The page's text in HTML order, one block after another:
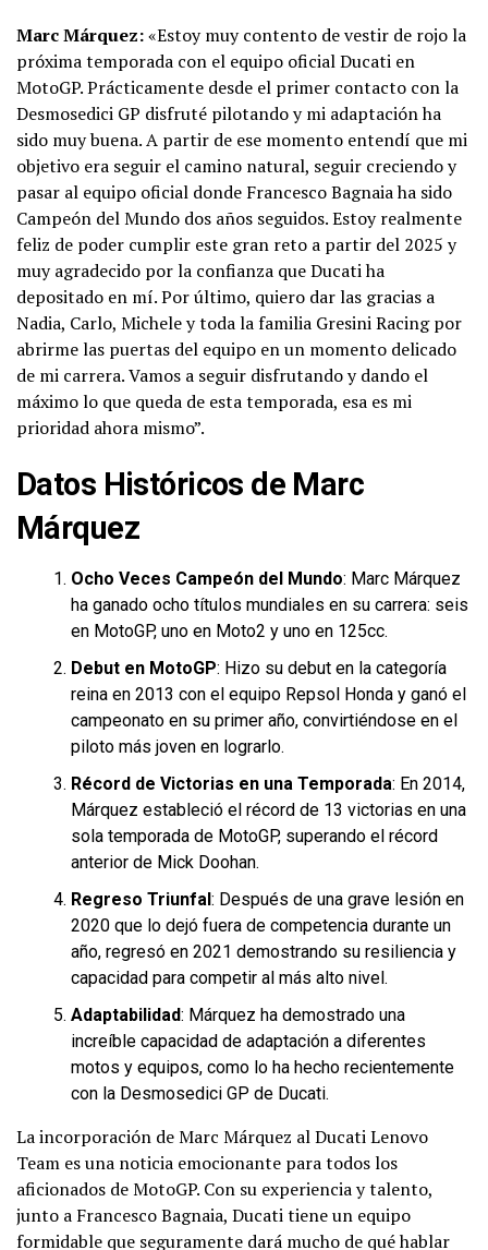
Marc Márquez:«Estoy muy contento de vestir de rojo la
próxima temporada con el equipo oficial Ducati en
MotoGP. Prácticamente desde el primer contacto con la
Desmosedici GP disfruté pilotando y mi adaptación ha
sido muy buena. A partir de ese momento entendí que mi
objetivo era seguir el camino natural, seguir creciendo y
pasar al equipo oficial donde Francesco Bagnaia ha sido
Campeón del Mundo dos años seguidos. Estoy realmente
feliz de poder cumplir este gran reto a partir del 2025 y
muy agradecido por la confianza que Ducati ha
depositado en mí. Por último, quiero dar las gracias a
Nadia, Carlo, Michele y toda la familia Gresini Racing por
abrirme las puertas del equipo en un momento delicado
de mi carrera. Vamos a seguir disfrutando y dando el
máximo lo que queda de esta temporada, esa es mi
prioridad ahora mismo”.
Datos Históricos de Marc
Márquez
Ocho Veces Campeón del Mundo: Marc Márquez
ha ganado ocho títulos mundiales en su carrera: seis
en MotoGP, uno en Moto2 y uno en 125cc.
Debut en MotoGP: Hizo su debut en la categoría
reina en 2013 con el equipo Repsol Honda y ganó el
campeonato en su primer año, convirtiéndose en el
piloto más joven en lograrlo.
Récord de Victorias en una Temporada: En 2014,
Márquez estableció el récord de 13 victorias en una
sola temporada de MotoGP, superando el récord
anterior de Mick Doohan.
Regreso Triunfal: Después de una grave lesión en
2020 que lo dejó fuera de competencia durante un
año, regresó en 2021 demostrando su resiliencia y
capacidad para competir al más alto nivel.
Adaptabilidad: Márquez ha demostrado una
increíble capacidad de adaptación a diferentes
motos y equipos, como lo ha hecho recientemente
con la Desmosedici GP de Ducati.
La incorporación de Marc Márquez al Ducati Lenovo
Team es una noticia emocionante para todos los
aficionados de MotoGP. Con su experiencia y talento,
junto a Francesco Bagnaia, Ducati tiene un equipo
formidable que seguramente dará mucho de qué hablar